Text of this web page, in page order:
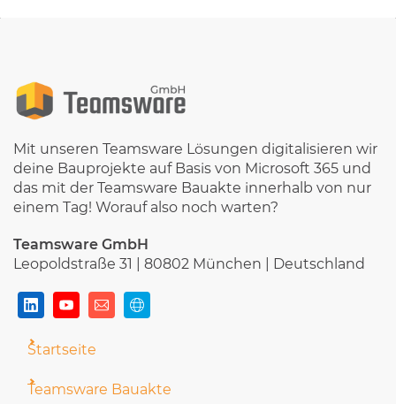
Mit unseren Teamsware Lösungen digitalisieren wir
deine Bauprojekte auf Basis von Microsoft 365 und
das mit der Teamsware Bauakte innerhalb von nur
einem Tag! Worauf also noch warten?
Teamsware GmbH
Leopoldstraße 31 | 80802 München | Deutschland
Startseite
Teamsware Bauakte